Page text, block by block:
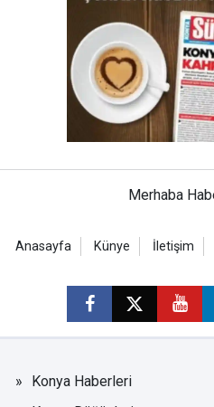
Merhaba
Anasayfa Künye İletişim
Konya Haberleri